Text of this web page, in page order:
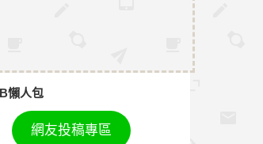
懶人包
網友投稿專區